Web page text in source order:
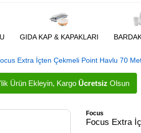
GIDA KAP & KAPAKLARI
Extra İçten Çekmeli Point Havlu 70
Ürün Ekleyin, Kargo Ücretsiz Olsun
Focus
Focus Extra